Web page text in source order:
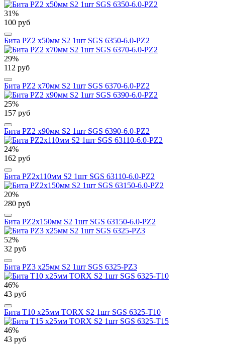
31%
100 руб
Бита PZ2 х50мм S2 1шт SGS 6350-6.0-PZ2
29%
112 руб
Бита PZ2 х70мм S2 1шт SGS 6370-6.0-PZ2
25%
157 руб
Бита PZ2 х90мм S2 1шт SGS 6390-6.0-PZ2
24%
162 руб
Бита PZ2х110мм S2 1шт SGS 63110-6.0-PZ2
20%
280 руб
Бита PZ2х150мм S2 1шт SGS 63150-6.0-PZ2
52%
32 руб
Бита PZ3 х25мм S2 1шт SGS 6325-PZ3
46%
43 руб
Бита T10 х25мм TORX S2 1шт SGS 6325-T10
46%
43 руб